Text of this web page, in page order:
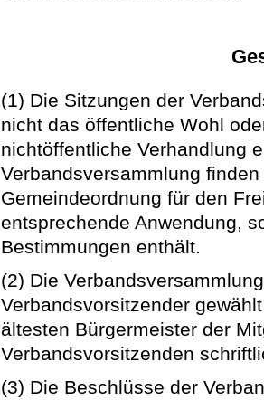
(1) Die Sitzungen der
nicht das öffentliche Wohl
nichtöffentliche Verhandlung
Verbandsversammlung
Gemeindeordnung für den
entsprechende Anwendung,
Bestimmungen enthält.
(2) Die
Verbandsvorsitzender
ältesten Bürgermeister der
Verbandsvorsitzenden
(3) Die Beschlüsse der